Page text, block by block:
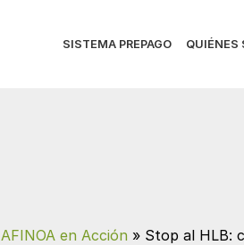
SISTEMA PREPAGO QUIÉNES
AFINOA en Acción » Stop al HLB: